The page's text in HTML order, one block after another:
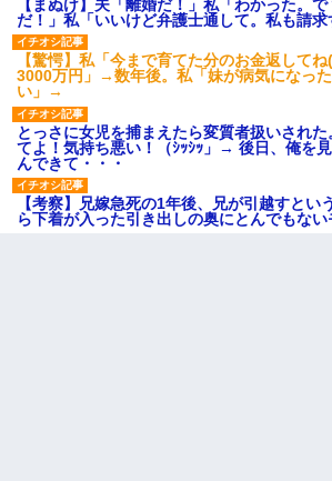
【まぬけ】夫「離婚だ！」私「わかった。
だ！」私「いいけど弁護士通して。私も請求
【驚愕】私「今まで育てた分のお金返してね
3000万円」→数年後。私「妹が病気になっ
い」→
とっさに女児を捕まえたら変質者扱いされ
てよ！気持ち悪い！（ｼｯｼｯ」→ 後日、俺を
んできて・・・
【考察】兄嫁急死の1年後、兄が引越すとい
ら下着が入った引き出しの奥にとんでもな